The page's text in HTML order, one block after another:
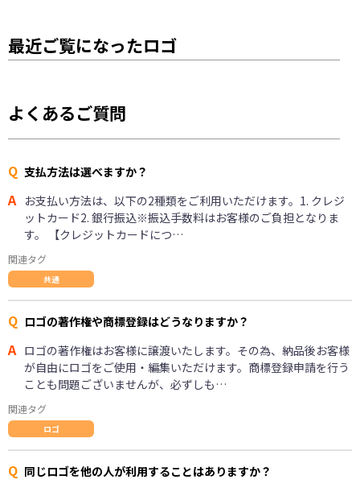
最近ご覧になったロゴ
よくあるご質問
Q 支払方法は選べますか？
A お支払い方法は、以下の2種類をご利用いただけます。1. クレジ
ットカード2. 銀行振込※振込手数料はお客様のご負担となりま
す。 【クレジットカードにつ…
関連タグ
共通
Q ロゴの著作権や商標登録はどうなりますか？
A ロゴの著作権はお客様に譲渡いたします。その為、納品後お客様
が自由にロゴをご使用・編集いただけます。商標登録申請を行う
ことも問題ございませんが、必ずしも…
関連タグ
ロゴ
Q 同じロゴを他の人が利用することはありますか？